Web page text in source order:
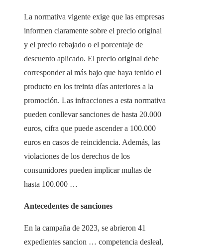
La normativa vigente exige que las empresas
informen claramente sobre el precio original
y el precio rebajado o el porcentaje de
descuento aplicado. El precio original debe
corresponder al más bajo que haya tenido el
producto en los treinta días anteriores a la
promoción. Las infracciones a esta normativa
pueden conllevar sanciones de hasta 20.000
euros, cifra que puede ascender a 100.000
euros en casos de reincidencia. Además, las
violaciones de los derechos de los
consumidores pueden implicar multas de
hasta 100.000 …
Antecedentes de sanciones
En la campaña de 2023, se abrieron 41
expedientes sancion … competencia desleal,